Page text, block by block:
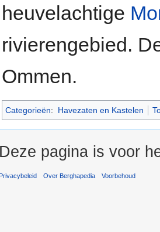
heuvelachtige
rivierengebied.
Ommen.
Categorieën: Havezaten en Kastelen
Deze pagina is voor
Over Berghapedia Voorbehoud